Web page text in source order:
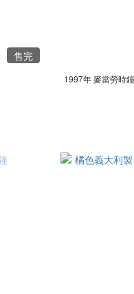
售完
1997年 麥當勞時